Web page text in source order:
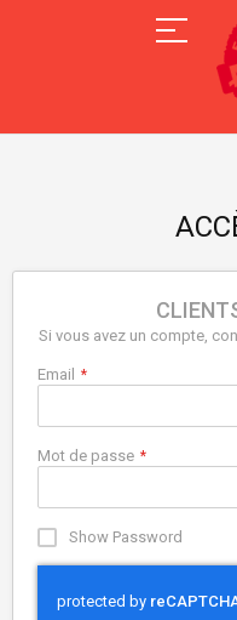
Si vous avez un compte,
Email
Mot de passe
Show Password